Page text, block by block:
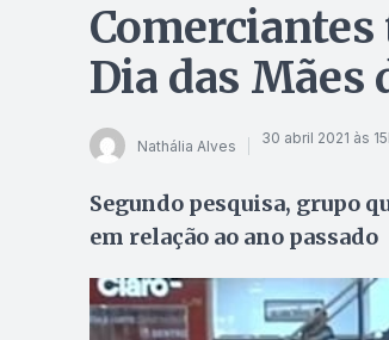
Dia das Mães
Nathália Alves 30 abril 2021 às
Segundo pesquisa, grupo
em relação ao ano passado